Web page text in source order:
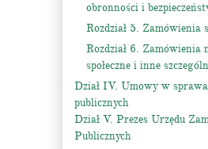
obronności i
Rozdział 5. Zamówienia
Rozdział 6. Zamówienia
społeczne i inne
Dział IV. Umowy w
publicznych
Dział V. Prezes Urzędu
Publicznych